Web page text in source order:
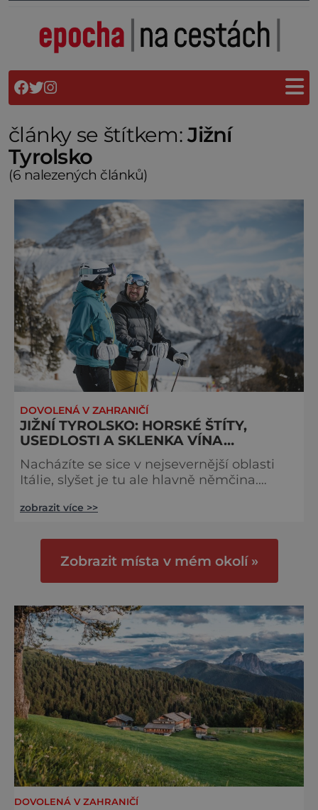
články se štítkem:Jižní
Tyrolsko
(6 nalezených článků)
DOVOLENÁ V ZAHRANIČÍ
JIŽNÍ TYROLSKO: HORSKÉ ŠTÍTY,
USEDLOSTI A SKLENKA VÍNA…
Nacházíte se sice v nejsevernější oblasti
Itálie, slyšet je tu ale hlavně němčina.
ostrými horskými štíty vám v zimě nabídne
sportovní vyžití pak vystřídáte sklenkou
ceněného italského vína. Vítejte v Jižním
sjezdovek. Úctyhodný je také po
zobrazit více >>
Zobrazit místa v mém okolí »
DOVOLENÁ V ZAHRANIČÍ